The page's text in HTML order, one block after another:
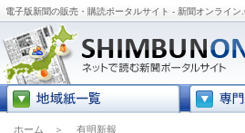
電子版新聞の販売・購読ポータルサイト - 新聞オンライン
ホーム ＞ 有明新報